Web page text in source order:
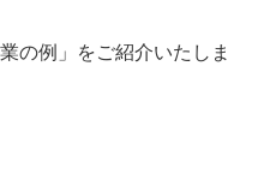
の例」をご紹介いたしま